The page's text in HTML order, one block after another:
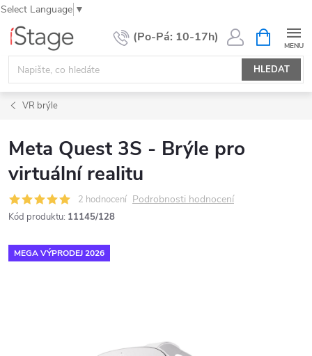
Select Language ▼
Přejít
obsah
HLEDAT
NÁKUPNÍ
KOŠÍK
VR brýle
Meta Quest 3S - Brýle pro
virtuální realitu
2 hodnocení Podrobnosti hodnocení
Kód produktu: 11145/128
MEGA VÝPRODEJ 2026